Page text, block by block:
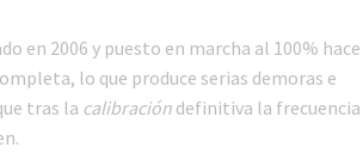
en 2006 y puesto en marcha al 100% hace
lo que produce serias demoras e
tras la calibración definitiva la frecuencia